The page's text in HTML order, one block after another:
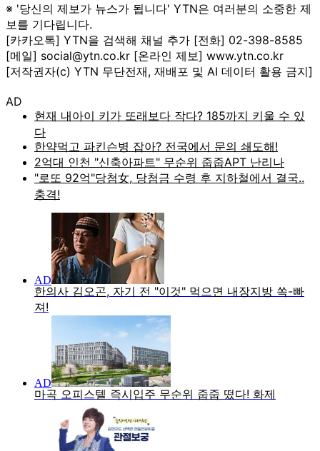
※ '당신의 제보가 뉴스가 됩니다' YTN은 여러분의 소중한 제
보를 기다립니다.
[카카오톡] YTN을 검색해 채널 추가 [전화] 02-398-8585
[메일] social@ytn.co.kr [온라인 제보] www.ytn.co.kr
[저작권자(c) YTN 무단전재, 재배포 및 AI 데이터 활용 금지]
AD